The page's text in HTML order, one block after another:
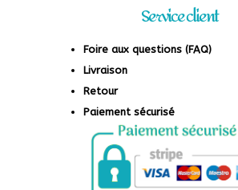
Service client
Foire aux questions (FAQ)
Livraison
Retour
Paiement sécurisé